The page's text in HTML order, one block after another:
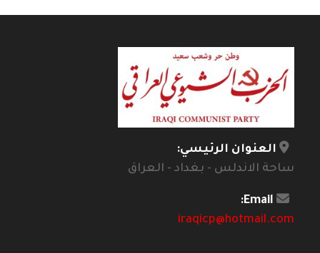
العنوان الرئيسي:
ساحة الاندلس - بغداد - العراق
Email:
iraqicp@hotmail.com